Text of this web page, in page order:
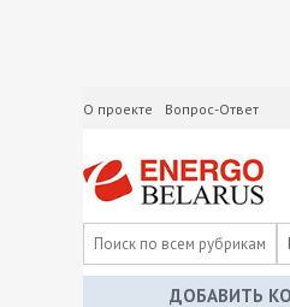
О проекте Вопрос-Ответ
ДОБАВИТЬ